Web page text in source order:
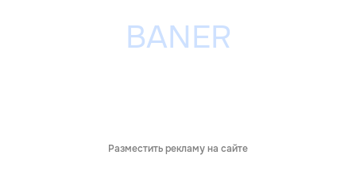
Разместить рекламу на сайте